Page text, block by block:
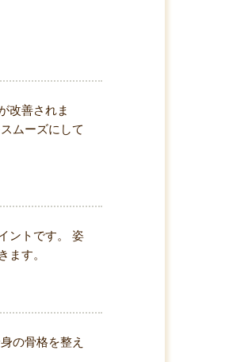
改善されま
ムーズにして
ントです。 姿
ます。
の骨格を整え